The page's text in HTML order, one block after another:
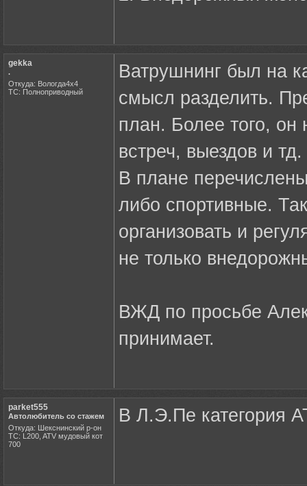
gekka
.
Откуда: Вологда4х4
ТС: Полноприводный
Ватрушнинг был на
смысл разделить.
план. Более того, он
встреч, выездов и тд.
В плане
либо спортивные.
организовать и
не только
ВЖД по просьбе
принимает.
parket555
Автолюбитель со стажем
Откуда: Шекснинский р-он
ТС: L200, ATV мудовый кот
700
В Л.Э.Пе категория